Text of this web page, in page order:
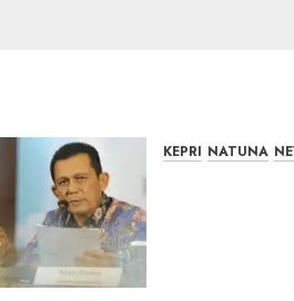
KEPRI NATUNA